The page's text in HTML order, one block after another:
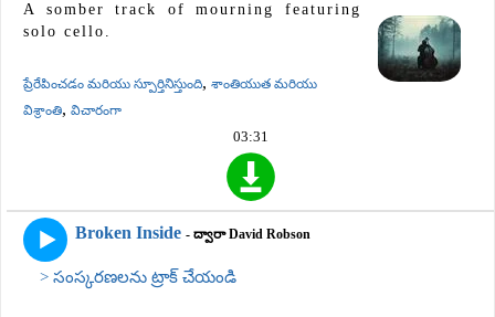
A somber track of mourning featuring
solo cello.
ప్రేరేపించడం మరియు స్పూర్తినిస్తుంది, శాంతియుత మరియు
విశ్రాంతి, విచారంగా
03:31
Broken Inside - ద్వారా David Robson
> సంస్కరణలను ట్రాక్ చేయండి